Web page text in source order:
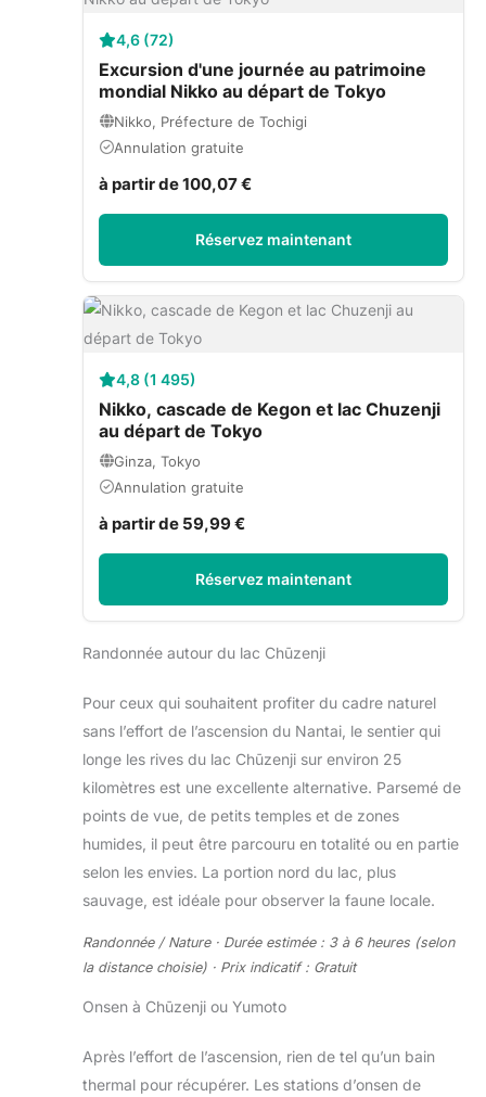
4,6 (72)
Excursion d'une journée au patrimoine
mondial Nikko au départ de Tokyo
Nikko, Préfecture de Tochigi
Annulation gratuite
à partir de 100,07 €
Réservez maintenant
4,8 (1 495)
Nikko, cascade de Kegon et lac Chuzenji
au départ de Tokyo
Ginza, Tokyo
Annulation gratuite
à partir de 59,99 €
Réservez maintenant
Randonnée autour du lac Chūzenji
Pour ceux qui souhaitent profiter du cadre naturel
sans l’effort de l’ascension du Nantai, le sentier qui
longe les rives du lac Chūzenji sur environ 25
kilomètres est une excellente alternative. Parsemé de
points de vue, de petits temples et de zones
humides, il peut être parcouru en totalité ou en partie
selon les envies. La portion nord du lac, plus
sauvage, est idéale pour observer la faune locale.
Randonnée / Nature · Durée estimée : 3 à 6 heures (selon
la distance choisie) · Prix indicatif : Gratuit
Onsen à Chūzenji ou Yumoto
Après l’effort de l’ascension, rien de tel qu’un bain
thermal pour récupérer. Les stations d’onsen de